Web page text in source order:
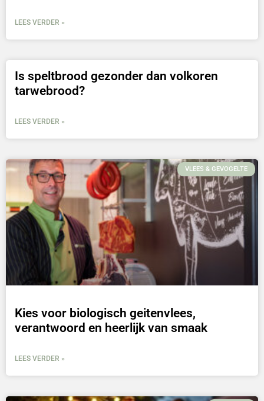
LEES VERDER »
Is speltbrood gezonder dan volkoren
tarwebrood?
LEES VERDER »
VLEES & GEVOGELTE
Kies voor biologisch geitenvlees,
verantwoord en heerlijk van smaak
LEES VERDER »